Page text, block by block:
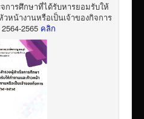
การศึกษาที่ได้รับหารยอมรับให้
หน้างานหรือเป็นเจ้าของกิจการ
2565 คลิก